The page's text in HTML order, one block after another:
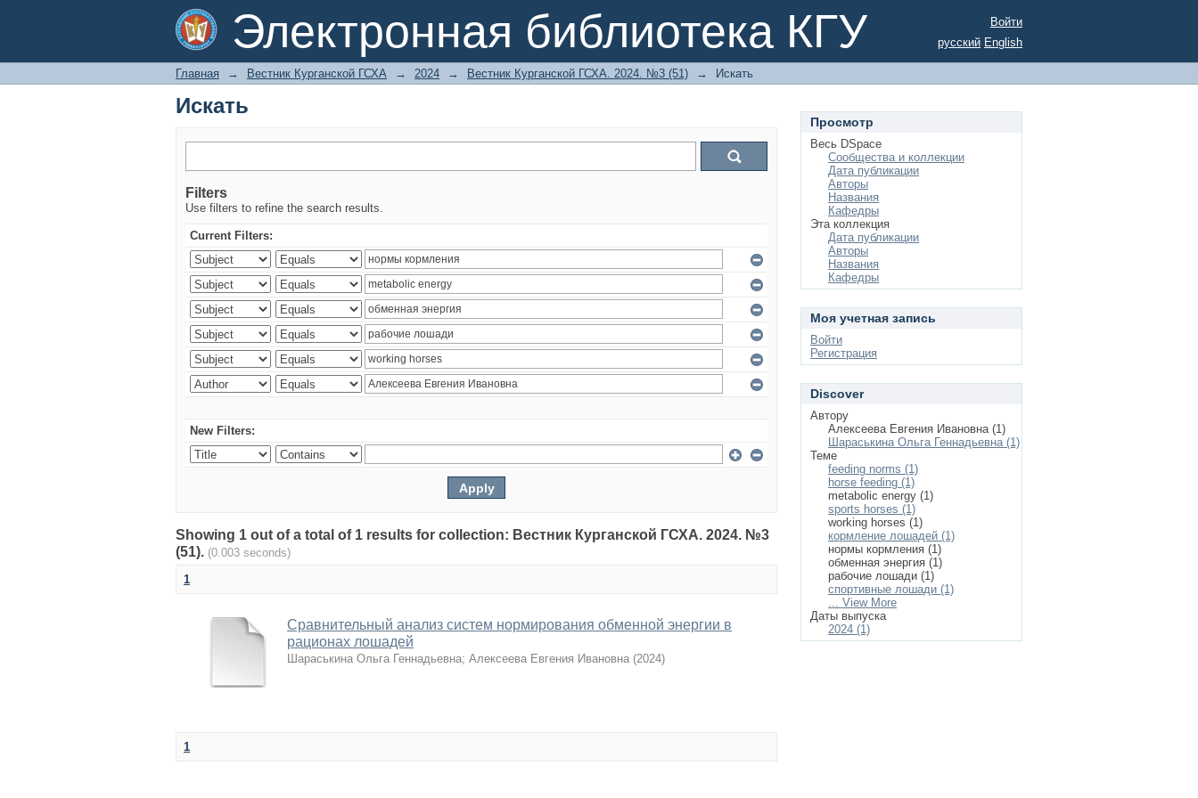
Электронная библиотека КГУ
Искать
Войти
русский English
Главная → Вестник Курганской ГСХА → 2024 → Вестник Курганской ГСХА. 2024. №3 (51) → Искать
Искать
Filters
Use filters to refine the search results.
Current Filters:
New Filters:
Showing 1 out of a total of 1 results for collection: Вестник Курганской ГСХА. 2024. №3
(51). (0.003 seconds)
1
Сравнительный анализ систем нормирования обменной энергии в
рационах лошадей
Шараськина Ольга Геннадьевна; Алексеева Евгения Ивановна (2024)
1
Просмотр
Весь DSpace
Сообщества и коллекции
Дата публикации
Авторы
Названия
Кафедры
Эта коллекция
Дата публикации
Авторы
Названия
Кафедры
Моя учетная запись
Войти
Регистрация
Discover
Автору
Алексеева Евгения Ивановна (1)
Шараськина Ольга Геннадьевна (1)
Теме
feeding norms (1)
horse feeding (1)
metabolic energy (1)
sports horses (1)
working horses (1)
кормление лошадей (1)
нормы кормления (1)
обменная энергия (1)
рабочие лошади (1)
спортивные лошади (1)
... View More
Даты выпуска
2024 (1)